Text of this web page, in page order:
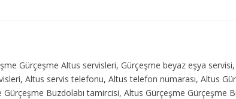
Gürçeşme Altus servisleri, Gürçeşme beyaz eşya
Altus servis telefonu, Altus telefon numarası, Altus
Buzdolabı tamircisi, Altus Gürçeşme Gürçeşme